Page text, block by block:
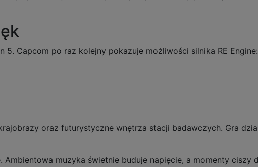
5. Capcom po raz kolejny pokazuje możliwości silnika RE Engine:
oraz futurystyczne wnętrza stacji badawczych. Gra
Ambientowa muzyka świetnie buduje napięcie, a momenty